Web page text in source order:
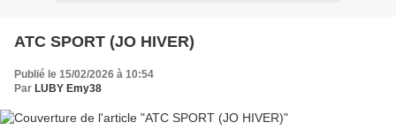
ATC SPORT (JO HIVER)
Publié le 15/02/2026 à 10:54
Par LUBY Emy38